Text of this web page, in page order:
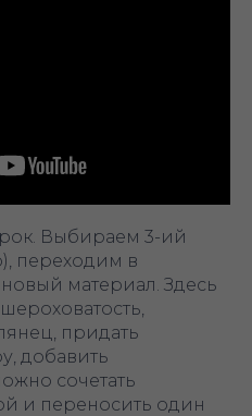
Выбираем 3-ий
переходим в
материал. Здесь
придать
добавить
сочетать
и переносить один